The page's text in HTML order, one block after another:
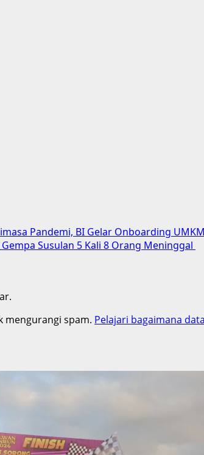
Pandemi, BI Gelar Onboarding
Susulan 5 Kali 8 Orang Meninggal
mengurangi spam. Pelajari bagaimana